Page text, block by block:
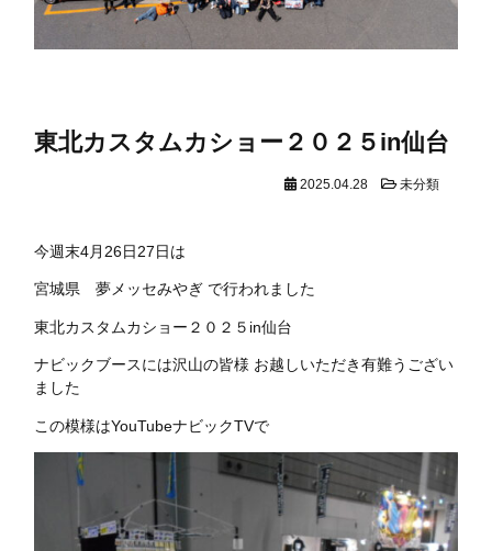
東北カスタムカショー２０２５in仙台
2025.04.28 未分類
今週末4月26日27日は
宮城県 夢メッセみやぎ で行われました
東北カスタムカショー２０２５in仙台
ナビックブースには沢山の皆様 お越しいただき有難うござい
ました
この模様はYouTubeナビックTVで